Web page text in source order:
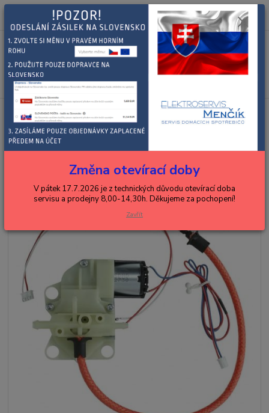
Menu
+420 602 288 130
(Po-Pá, 8-15 hod.)
0ks
za0,00 Kč
BOSCH, SIEMENS espressa, kávovary, kávomlýnky
ventily
Bosch, Siemens ventil kávovaru 12006270
Bosch, Siemens ventil kávovaru
12006270Změna otevírací doby
V pátek 17.7.2026 je z technických důvodu otevírací doba
servisu a prodejny 8,00-14,30h. Děkujeme za pochopení!
Zavřít